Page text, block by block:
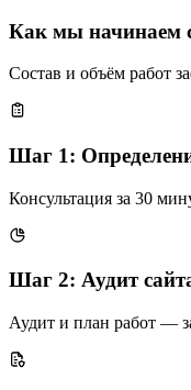
Как мы начинаем
Состав и объём работ
Шаг 1:
Консультация за 30
Шаг 2: Аудит
Аудит и план работ —